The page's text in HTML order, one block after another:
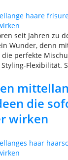
seit Jahren zu
Wunder, denn
perfekte
Flexibilität.
die
wirken